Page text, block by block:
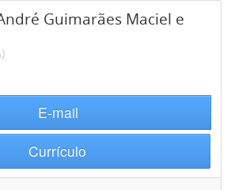
Guimarães Maciel e
E-mail
Currículo